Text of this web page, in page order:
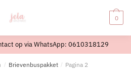
0
op via WhatsApp: 0610318129
/ Brievenbuspakket / Pagina 2